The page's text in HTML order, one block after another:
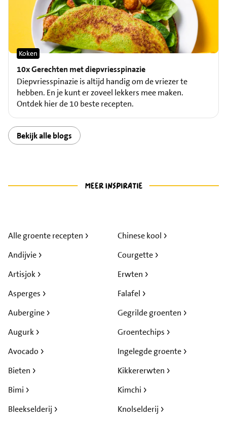
10x Gerechten met diepvriesspinazie
Koken
Diepvriesspinazie is altijd handig om de vriezer te
hebben. En je kunt er zoveel lekkers mee maken.
Ontdek hier de 10 beste recepten.
Bekijk alle blogs
Alle groente recepten
Andijvie
Artisjok
Asperges
Aubergine
Augurk
Avocado
Bieten
Bimi
Bleekselderij
Chinese kool
Courgette
Erwten
Falafel
Gegrilde groenten
Groentechips
Ingelegde groente
Kikkererwten
Kimchi
Knolselderij